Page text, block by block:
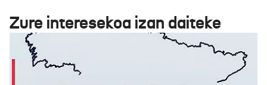
Zure interesekoa izan daiteke